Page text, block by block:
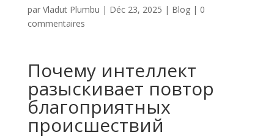
par Vladut Plumbu | Déc 23, 2025 | Blog| 0
commentaires
Почему интеллект
разыскивает повтор
благоприятных
происшествий